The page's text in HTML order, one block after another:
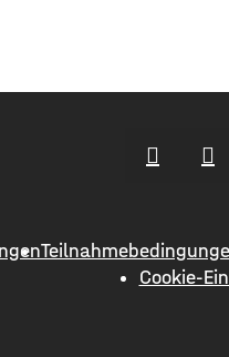
Von Januar bis
stationär behandelt,
Cookie-